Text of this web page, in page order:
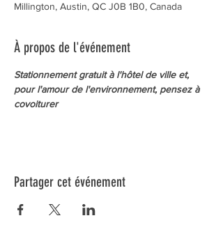
Millington, Austin, QC J0B 1B0, Canada
À propos de l'événement
Stationnement gratuit à l'hôtel de ville et,
pour l'amour de l'environnement, pensez à
covoiturer
Partager cet événement